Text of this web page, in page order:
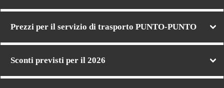
Prezzi per il servizio di trasporto PUNTO-PUNTO
Sconti previsti per il 2026